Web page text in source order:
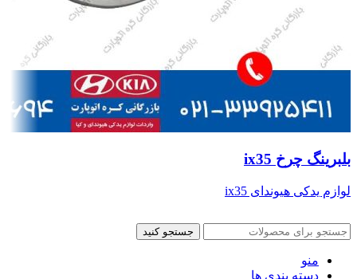
بلبرینگ چرخ ix35
لوازم یدکی هیوندای ix35
جستجو کنید
منو
دسته بندی ها